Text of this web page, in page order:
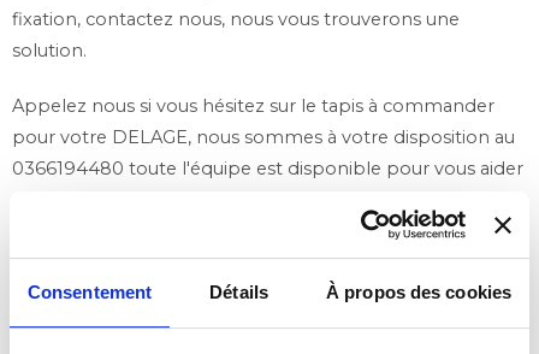
Consentement Détails À propos des cookies
fixation, contactez nous, nous vous trouverons une
solution.
Appelez nous si vous hésitez sur le tapis à commander
pour votre DELAGE, nous sommes à votre disposition au
0366194480 toute l'équipe est disponible pour vous aider
nous nous pourrons vous guider dans la selection de
votre modèle.